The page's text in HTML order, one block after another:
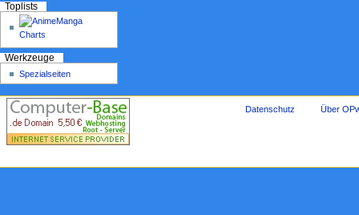
Toplists
Werkzeuge
Spezialseiten
Datenschutz Über